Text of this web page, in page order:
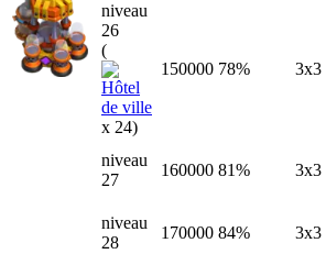
niveau
26
(
x 24)
150000 78% 3x3
niveau
27
160000 81% 3x3
niveau
28
170000 84% 3x3